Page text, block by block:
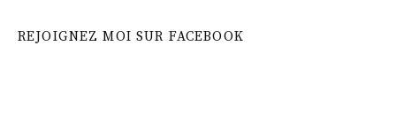
REJOIGNEZ MOI SUR FACEBOOK